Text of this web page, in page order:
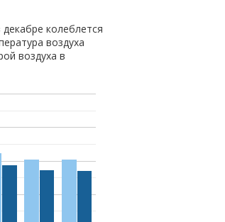
колеблется
воздуха
воздуха в